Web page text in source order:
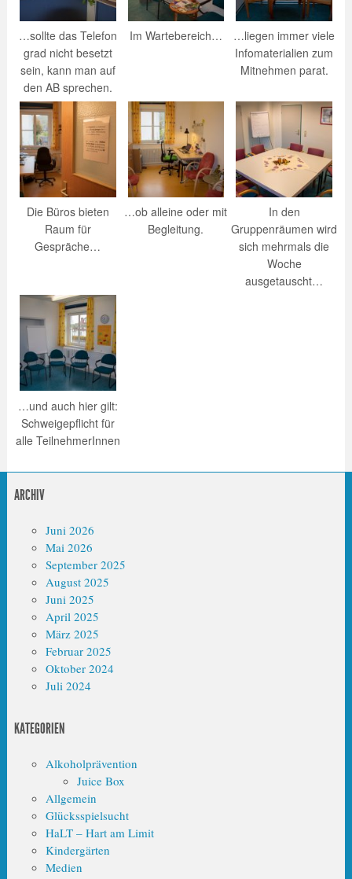
…sollte das Telefon
grad nicht besetzt
sein, kann man auf
den AB sprechen.
Im Wartebereich…
…liegen immer viele
Infomaterialien zum
Mitnehmen parat.
Die Büros bieten
Raum für
Gespräche…
…ob alleine oder mit
Begleitung.
In den
Gruppenräumen wird
sich mehrmals die
Woche
ausgetauscht…
…und auch hier gilt:
Schweigepflicht für
alle TeilnehmerInnen
ARCHIV
Juni 2026
Mai 2026
September 2025
August 2025
Juni 2025
April 2025
März 2025
Februar 2025
Oktober 2024
Juli 2024
KATEGORIEN
Alkoholprävention
Juice Box
Allgemein
Glücksspielsucht
HaLT – Hart am Limit
Kindergärten
Medien